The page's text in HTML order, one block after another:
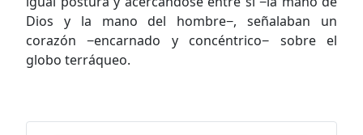
Dios y la mano del hombre−, señalaban un
corazón −encarnado y concéntrico− sobre el
globo terráqueo.